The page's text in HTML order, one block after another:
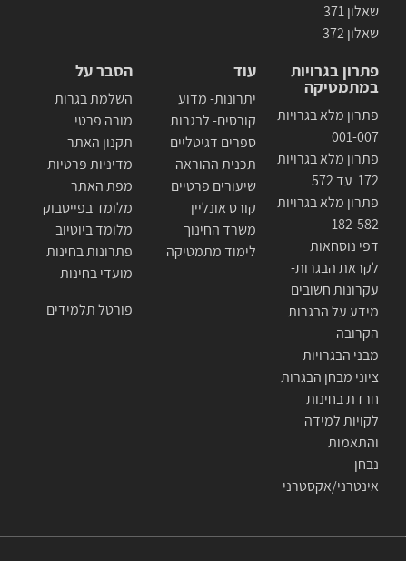
שאלון 371
שאלון 372
פתרון בגרויות
במתמטיקה
פתרון מלא בגרויות
001-007
פתרון מלא בגרויות
172 עד 572
פתרון מלא בגרויות
182-582
דפי נוסחאות
לקראת הבגרות-
עקרונות חשובים
מידע על הבגרות
הקרובה
מבני הבגרויות
ציוני מבחן הבגרות
חרדת בחינות
לקויות למידה
והתאמות
נבחן
אינטרני/אקסטרני
עוד
יתרונות- מדוע
קורסים- לבגרות
ספרים דגיטליים
תכנית ההוראה
שיעורים פרטיים
קורס אונליין
משרד החינוך
לימוד מתמטיקה
הסבר על
השלמת בגרות
מורה פרטי
תקנון האתר
מדיניות פרטיות
מפת האתר
מלומד בפייסבוק
מלומד ביוטיוב
פתרונות בחינות
מועדי בחינות
פורטל תלמידים